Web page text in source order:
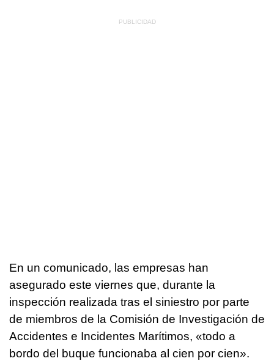
En un comunicado, las empresas han
asegurado este viernes que, durante la
inspección realizada tras el siniestro por parte
de miembros de la Comisión de Investigación de
Accidentes e Incidentes Marítimos, «todo a
bordo del buque funcionaba al cien por cien».